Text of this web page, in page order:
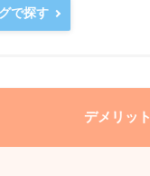
で探す
デメリット